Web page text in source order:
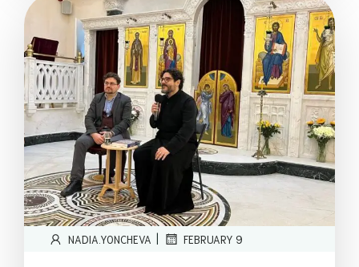
NADIA.YONCHEVA | FEBRUARY 9